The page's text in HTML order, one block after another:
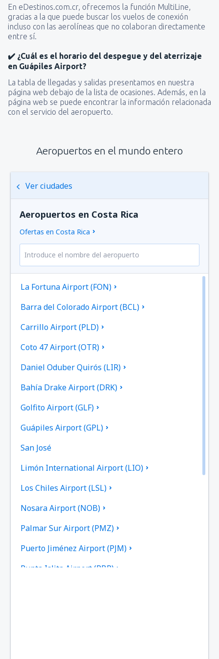
En eDestinos.com.cr, ofrecemos la función MultiLine,
gracias a la que puede buscar los vuelos de conexión
incluso con las aerolíneas que no colaboran directamente
entre sí.
✔️ ¿Cuál es el horario del despegue y del aterrizaje
en Guápiles Airport?
La tabla de llegadas y salidas presentamos en nuestra
página web debajo de la lista de ocasiones. Además, en la
página web se puede encontrar la información relacionada
con el servicio del aeropuerto.
Aeropuertos en el mundo entero
Ver ciudades
Aeropuertos en Costa Rica
Ofertas en Costa Rica
La Fortuna Airport (FON)
Barra del Colorado Airport (BCL)
Carrillo Airport (PLD)
Coto 47 Airport (OTR)
Daniel Oduber Quirós (LIR)
Bahía Drake Airport (DRK)
Golfito Airport (GLF)
Guápiles Airport (GPL)
San José
Limón International Airport (LIO)
Los Chiles Airport (LSL)
Nosara Airport (NOB)
Palmar Sur Airport (PMZ)
Puerto Jiménez Airport (PJM)
Punta Islita Airport (PBP)